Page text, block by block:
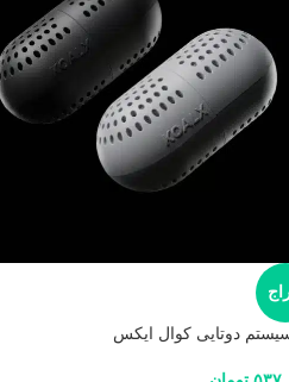
دوتایی کوال ایکس